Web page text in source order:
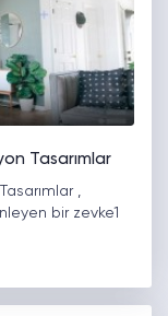
Tasarımlar
,
bir zevke1